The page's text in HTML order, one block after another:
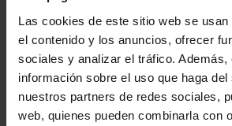
Las cookies de este sitio web se
el contenido y los anuncios, ofrecer
sociales y analizar el tráfico. Además,
información sobre el uso que haga del
nuestros partners de redes sociales,
web, quienes pueden combinarla con